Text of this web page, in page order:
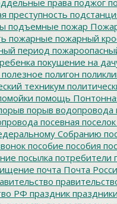
преступность
подъемные пожар
пожарные пожарный
период
покушение на
полезное полигон
техникум
помощь
порыв водопровода
посевная
Собранию
пособие пособия
посылка потребители
почта Почта
РФ праздник праздники